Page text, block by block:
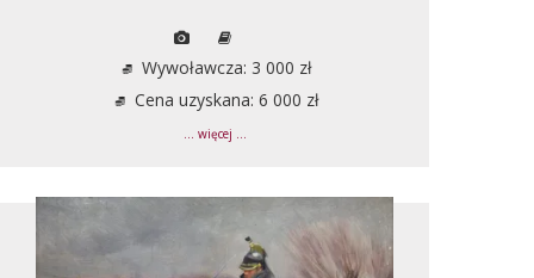
Wywoławcza: 3 000 zł
Cena uzyskana: 6 000 zł
... więcej ...